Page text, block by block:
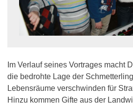
Im Verlauf seines Vortrages macht
die bedrohte Lage der
Lebensräume verschwinden für
Hinzu kommen Gifte aus der